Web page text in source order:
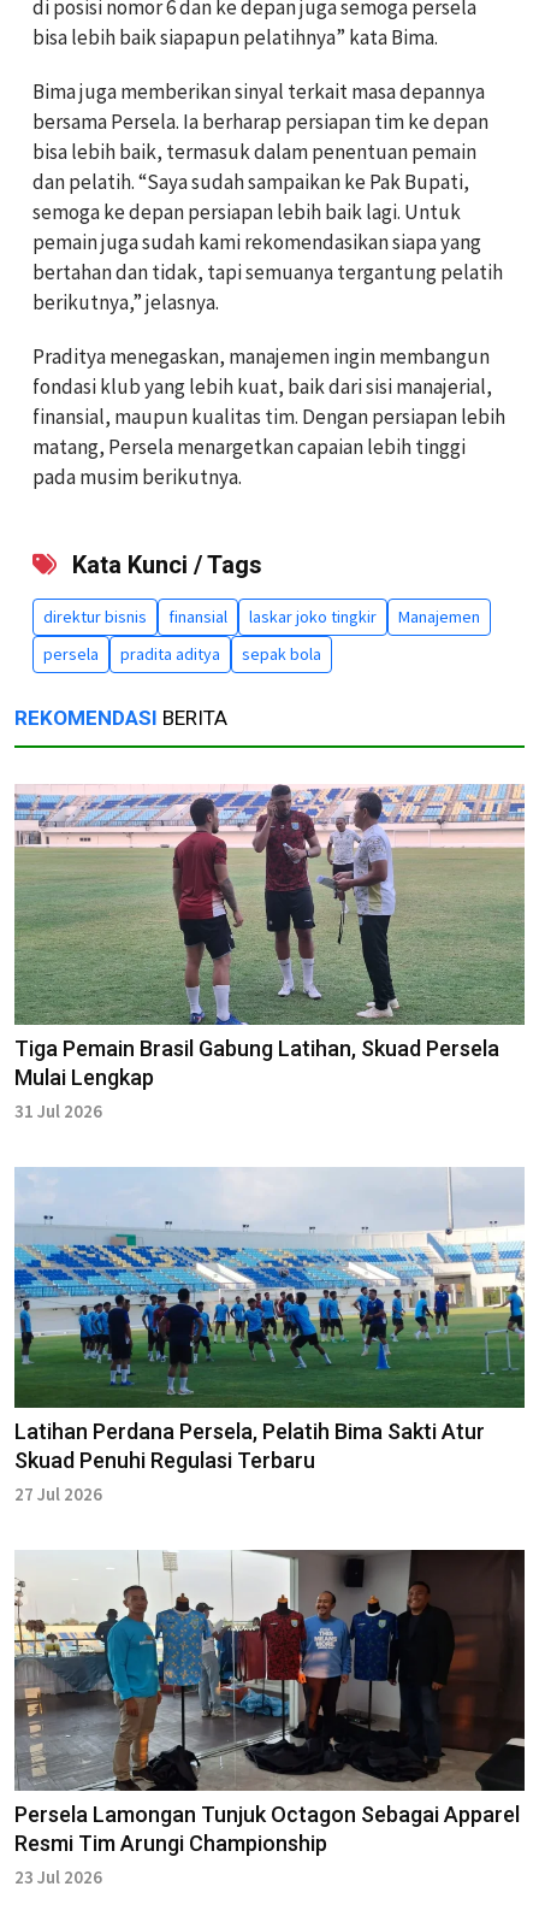
di posisi nomor 6 dan ke depan juga semoga persela
bisa lebih baik siapapun pelatihnya” kata Bima.
Bima juga memberikan sinyal terkait masa depannya
bersama Persela. Ia berharap persiapan tim ke depan
bisa lebih baik, termasuk dalam penentuan pemain
dan pelatih. “Saya sudah sampaikan ke Pak Bupati,
semoga ke depan persiapan lebih baik lagi. Untuk
pemain juga sudah kami rekomendasikan siapa yang
bertahan dan tidak, tapi semuanya tergantung pelatih
berikutnya,” jelasnya.
Praditya menegaskan, manajemen ingin membangun
fondasi klub yang lebih kuat, baik dari sisi manajerial,
finansial, maupun kualitas tim. Dengan persiapan lebih
matang, Persela menargetkan capaian lebih tinggi
pada musim berikutnya.
Kata Kunci / Tags
direktur bisnis finansial laskar joko tingkir
Manajemen
persela
pradita aditya sepak bola
REKOMENDASI BERITA
Tiga Pemain Brasil Gabung Latihan, Skuad Persela
Mulai Lengkap
31 Jul 2026
Latihan Perdana Persela, Pelatih Bima Sakti Atur
Skuad Penuhi Regulasi Terbaru
27 Jul 2026
Persela Lamongan Tunjuk Octagon Sebagai Apparel
Resmi Tim Arungi Championship
23 Jul 2026